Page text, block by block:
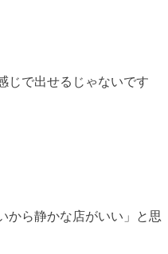
じで出せるじゃないです
から静かな店がいい」と思